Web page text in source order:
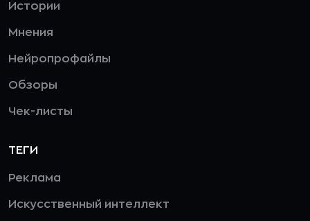
Истории
Мнения
Нейропрофайлы
Обзоры
Чек-листы
ТЕГИ
Реклама
Искусственный интеллект